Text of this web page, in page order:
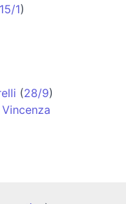
15/1)
(28/9)
Vincenza